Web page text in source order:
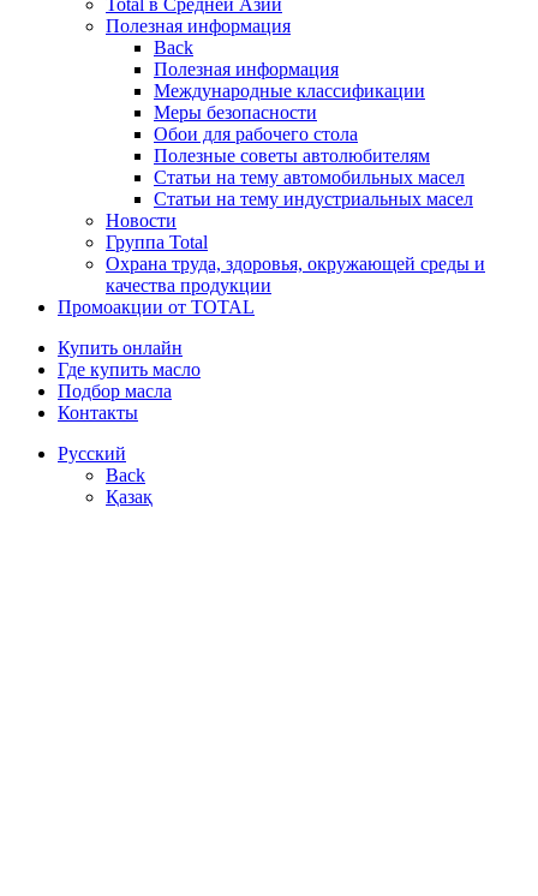
Total в Средней Азии
Полезная информация
Back
Полезная информация
Международные классификации
Меры безопасности
Обои для рабочего стола
Полезные советы автолюбителям
Статьи на тему автомобильных масел
Статьи на тему индустриальных масел
Новости
Группа Total
Охрана труда, здоровья, окружающей среды и
качества продукции
Промоакции от TOTAL
Купить онлайн
Где купить масло
Подбор масла
Контакты
Русский
Back
Қазақ